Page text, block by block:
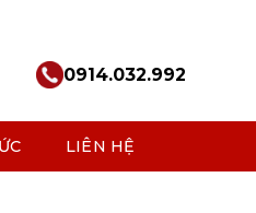
0914.032.992
LIÊN HỆ